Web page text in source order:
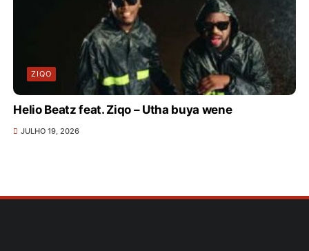
ZIQO
Helio Beatz feat. Ziqo – Utha buya wene
JULHO 19, 2026